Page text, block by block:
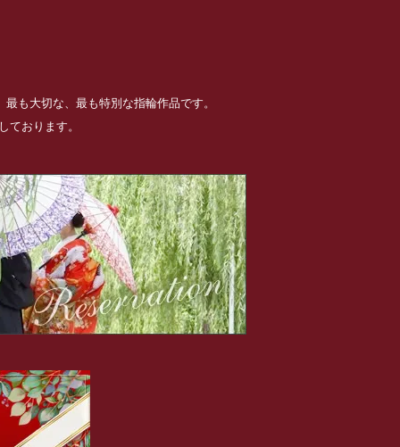
も大切な、最も特別な指輪作品です。
ております。